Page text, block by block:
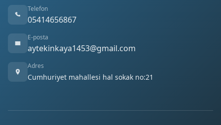
Telefon
05414656867
E-posta
aytekinkaya1453@gmail.com
Adres
Cumhuriyet mahallesi hal sokak no:21